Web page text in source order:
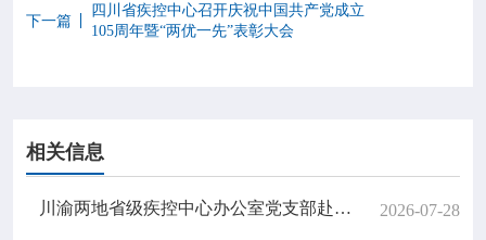
下一篇
四川省疾控中心召开庆祝中国共产党成立
105周年暨“两优一先”表彰大会
相关信息
川渝两地省级疾控中心办公室党支部赴邓小平故里开展支部联建主题党日活动 2026-07-28